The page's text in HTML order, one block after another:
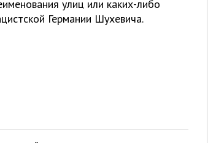
улиц или каких-либо
Германии Шухевича.